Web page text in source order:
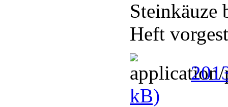
Steinkäuze
Heft
kB)